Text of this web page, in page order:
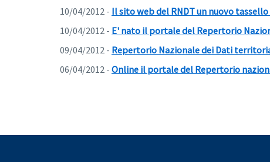
10/04/2012 - Il sito web del RNDT un nuovo
10/04/2012 - E' nato il portale del Repertorio
09/04/2012 - Repertorio Nazionale dei Dati
06/04/2012 - Online il portale del Repertorio